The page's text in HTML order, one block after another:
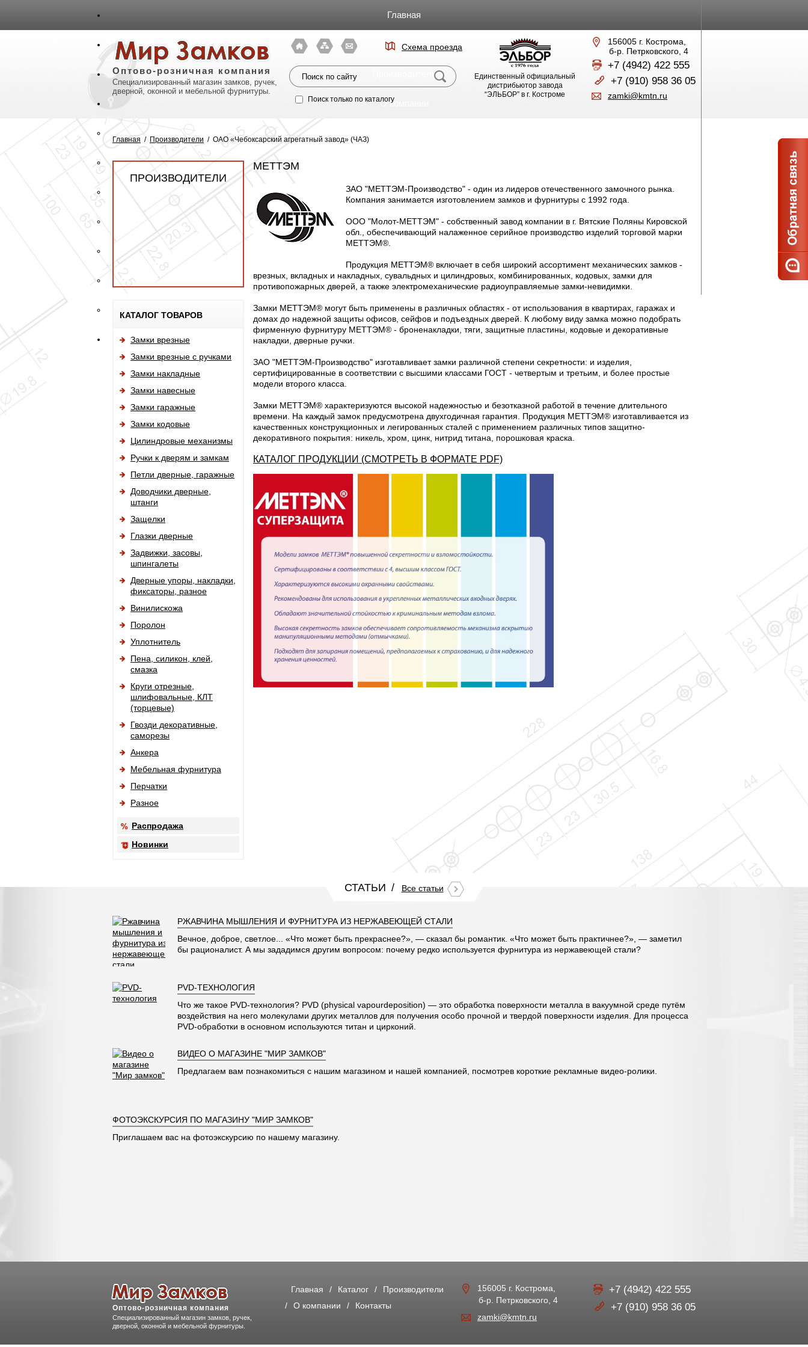
Главная
Каталог
Производители
О компании
Статьи
Партнерам
Файлы cookie
Использование форм
Оптово-розничная компания
Специализированный магазин замков, ручек,
дверной, оконной и мебельной фурнитуры.
Схема проезда
Поиск только по каталогу
Единственный официальный
дистрибьютор завода
“ЭЛЬБОР” в г. Костроме
156005 г. Кострома,
б-р. Петрковского, 4
+7 (4942) 422 555
+7 (910) 958 36 05
zamki@kmtn.ru
Главная / Производители / ОАО «Чебоксарский агрегатный завод» (ЧАЗ)
ПРОИЗВОДИТЕЛИ
КАТАЛОГ ТОВАРОВ
Замки врезные
Замки врезные с ручками
Замки накладные
Замки навесные
Замки гаражные
Замки кодовые
Цилиндровые механизмы
Ручки к дверям и замкам
Петли дверные, гаражные
Доводчики дверные,
штанги
Защелки
Глазки дверные
Задвижки, засовы,
шпингалеты
Дверные упоры, накладки,
фиксаторы, разное
Винилискожа
Поролон
Уплотнитель
Пена, силикон, клей,
смазка
Круги отрезные,
шлифовальные, КЛТ
(торцевые)
Гвозди декоративные,
саморезы
Анкера
Мебельная фурнитура
Перчатки
Разное
Распродажа
Новинки
МЕТТЭМ
ЗАО "МЕТТЭМ-Производство" - один из лидеров отечественного замочного рынка.
Компания занимается изготовлением замков и фурнитуры с 1992 года.
ООО "Молот-МЕТТЭМ" - собственный завод компании в г. Вятские Поляны Кировской
обл., обеспечивающий налаженное серийное производство изделий торговой марки
МЕТТЭМ®.
Продукция МЕТТЭМ® включает в себя широкий ассортимент механических замков -
врезных, вкладных и накладных, сувальдных и цилиндровых, комбинированных, кодовых, замки для
противопожарных дверей, а также электромеханические радиоуправляемые замки-невидимки.
Замки МЕТТЭМ® могут быть применены в различных областях - от использования в квартирах, гаражах и
домах до надежной защиты офисов, сейфов и подъездных дверей. К любому виду замка можно подобрать
фирменную фурнитуру МЕТТЭМ® - броненакладки, тяги, защитные пластины, кодовые и декоративные
накладки, дверные ручки.
ЗАО "МЕТТЭМ-Производство" изготавливает замки различной степени секретности: и изделия,
сертифицированные в соответствии с высшими классами ГОСТ - четвертым и третьим, и более простые
модели второго класса.
Замки МЕТТЭМ® характеризуются высокой надежностью и безотказной работой в течение длительного
времени. На каждый замок предусмотрена двухгодичная гарантия. Продукция МЕТТЭМ® изготавливается из
качественных конструкционных и легированных сталей с применением различных типов защитно-
декоративного покрытия: никель, хром, цинк, нитрид титана, порошковая краска.
КАТАЛОГ ПРОДУКЦИИ (СМОТРЕТЬ В ФОРМАТЕ PDF)
СТАТЬИ Все статьи
РЖАВЧИНА МЫШЛЕНИЯ И ФУРНИТУРА ИЗ НЕРЖАВЕЮЩЕЙ СТАЛИ
Вечное, доброе, светлое... «Что может быть прекраснее?», — сказал бы романтик. «Что может быть практичнее?», — заметил
бы рационалист. А мы зададимся другим вопросом: почему редко используется фурнитура из нержавеющей стали?
PVD-ТЕХНОЛОГИЯ
Что же такое PVD-технология? PVD (physical vapourdeposition) — это обработка поверхности металла в вакуумной среде путём
воздействия на него молекулами других металлов для получения особо прочной и твердой поверхности изделия. Для процесса
PVD-обработки в основном используются титан и цирконий.
ВИДЕО О МАГАЗИНЕ "МИР ЗАМКОВ"
Предлагаем вам познакомиться с нашим магазином и нашей компанией, посмотрев короткие рекламные видео-ролики.
ФОТОЭКСКУРСИЯ ПО МАГАЗИНУ "МИР ЗАМКОВ"
Приглашаем вас на фотоэкскурсию по нашему магазину.
Оптово-розничная компания
Специализированный магазин замков, ручек,
дверной, оконной и мебельной фурнитуры.
Главная Каталог
Производители
О компании
Контакты
156005 г. Кострома,
б-р. Петрковского, 4
zamki@kmtn.ru
+7 (4942) 422 555
+7 (910) 958 36 05